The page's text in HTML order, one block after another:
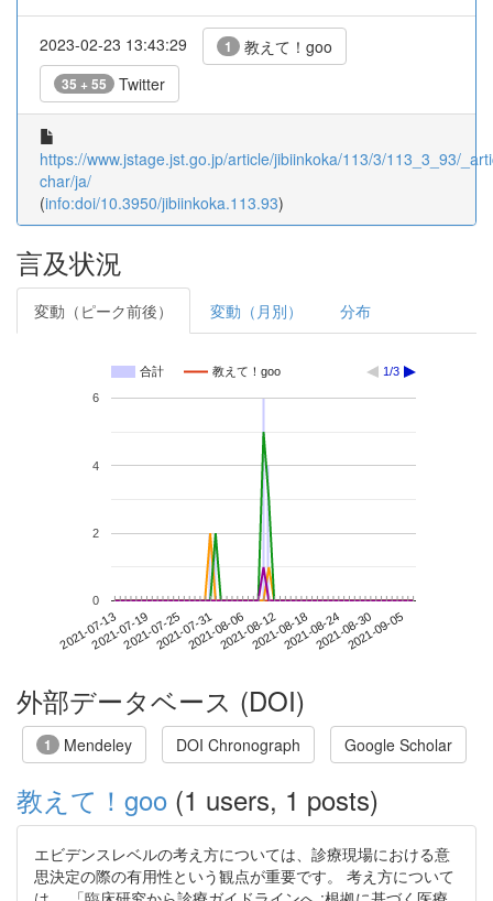
2023-02-23 13:43:29 1 教えて！goo
35 + 55 Twitter
https://www.jstage.jst.go.jp/article/jibiinkoka/113/3/113_3_93/
char/ja/
(info:doi/10.3950/jibiinkoka.113.93)
言及状況
変動（ピーク前後） 変動（月別） 分布
合計 教えて！goo 1/3
2021-07-132021-07-192021-07-252021-07-312021-08-062021-08-122021-08-182021-08-242021-08-302021-09-05
0
2
4
6
外部データベース (DOI)
1 Mendeley DOI Chronograph Google Scholar
教えて！goo (1 users, 1 posts)
エビデンスレベルの考え方については、診療現場における意
思決定の際の有用性という観点が重要です。 考え方について